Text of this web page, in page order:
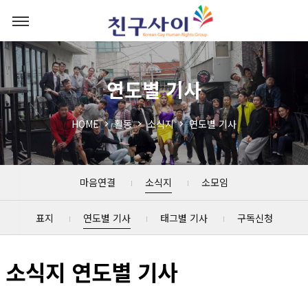
연도별 기사
HOME 활동 소식지 연도별 기사
마음연결 소식지 소모임
표지 연도별 기사 태그별 기사 구독신청
소식지 연도별 기사